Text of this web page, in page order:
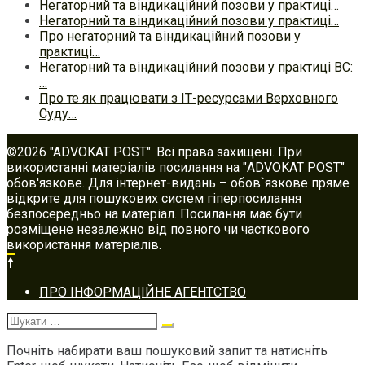
Негаторний та віндикаційний позови у практиці…
Негаторний та віндикаційний позови у практиці…
Про негаторний та віндикаційний позови у
практиці…
Негаторний та віндикаційний позови у практиці ВС:
…
Про те як працювати з ІТ-ресурсами Верховного
Суду…
©2026 "ADVOKAT POST". Всі права захищені. При
використанні матеріалів посилання на "ADVOKAT POST"
обов'язкове. Для інтернет-видань – обов`язкове пряме
відкрите для пошукових систем гіперпосилання
безпосередньо на матеріал. Посилання має бути
розміщене незалежно від повного чи часткового
використання матеріалів.
Footer
navigation
ПРО ІНФОРМАЦІЙНЕ АГЕНТСТВО
Шукати:
Почніть набирати ваш пошуковий запит та натисніть